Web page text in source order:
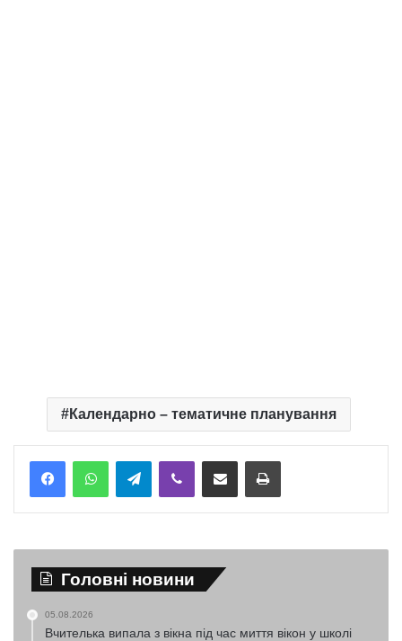
Календарно – тематичне планування
TelegramViber Надіслати електронною поштоюНадрукувати
Головні новини
05.08.2026
Вчителька випала з вікна під час миття вікон у школі